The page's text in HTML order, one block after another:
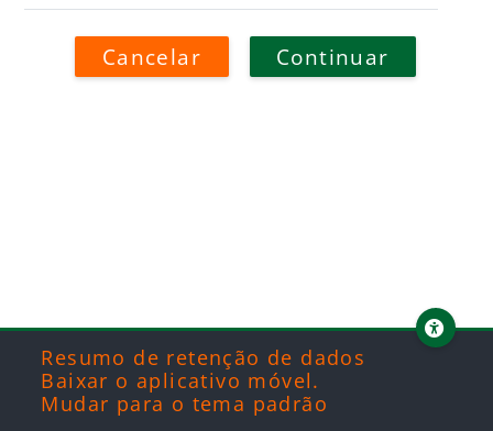
Cancelar Continuar
Resumo de retenção de dados
Baixar o aplicativo móvel.
Mudar para o tema padrão